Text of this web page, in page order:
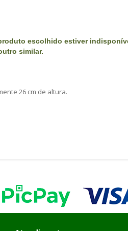
escolhido estiver
similar.
26 cm de altura.